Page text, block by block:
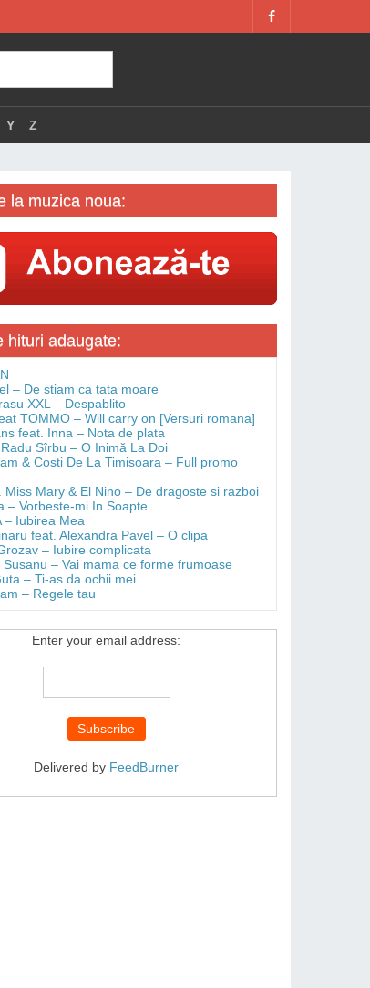
Y Z
la muzica noua:
hituri adaugate:
– De stiam ca tata moare
XXL – Despablito
TOMMO – Will carry on [Versuri romana]
feat. Inna – Nota de plata
Sîrbu – O Inimă La Doi
& Costi De La Timisoara – Full promo
Miss Mary & El Nino – De dragoste si razboi
– Vorbeste-mi In Soapte
– Iubirea Mea
feat. Alexandra Pavel – O clipa
– Iubire complicata
Susanu – Vai mama ce forme frumoase
– Ti-as da ochii mei
– Regele tau
Enter your email address:
Delivered by FeedBurner